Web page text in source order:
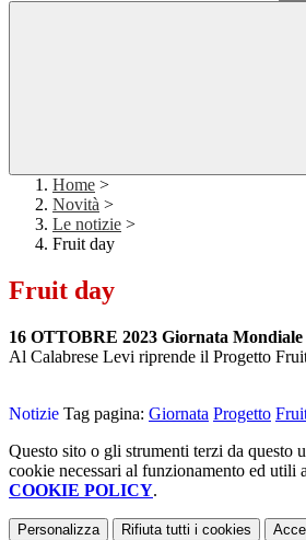
Home >
Novità >
Le notizie >
Fruit day
Fruit day
16 OTTOBRE 2023 Giornata
Al Calabrese Levi riprende il Progetto
Notizie Tag pagina: Giornata Progetto
Questo sito o gli strumenti terzi da questo
cookie necessari al funzionamento ed utili
COOKIE POLICY.
Personalizza Rifiuta tutti i cookies